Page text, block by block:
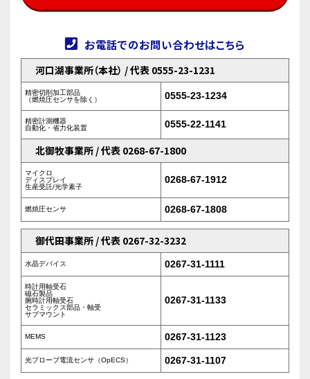
お電話でのお問い合わせはこちら
河口湖事業所（本社） / 代表 0555-23-1231
精密切削加工部品
（燃焼圧センサを除く）
0555-23-1234
精密計測機器
自動化・省力化装置
0555-22-1141
北御牧事業所 / 代表 0268-67-1800
マイクロ
ディスプレイ
生産受託/光学素子
0268-67-1912
燃焼圧センサ 0268-67-1808
御代田事業所 / 代表 0267-32-3232
水晶デバイス 0267-31-1111
時計用軸受石
磁石製品
腕時計用軸受石
セラミックス部品・軸受
サブマウント
0267-31-1133
MEMS 0267-31-1123
光プローブ電流センサ（OpECS） 0267-31-1107